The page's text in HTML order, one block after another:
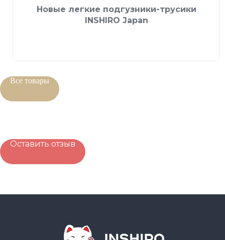
Новые легкие подгузники-трусики
INSHIRO Japan
Все товары
Оставить отзыв